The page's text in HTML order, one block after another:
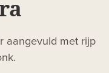
aangevuld met rijp